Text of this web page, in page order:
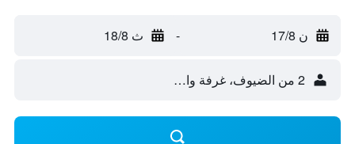
ن 17/8 - ث 18/8
2 من الضيوف، غرفة واحدة